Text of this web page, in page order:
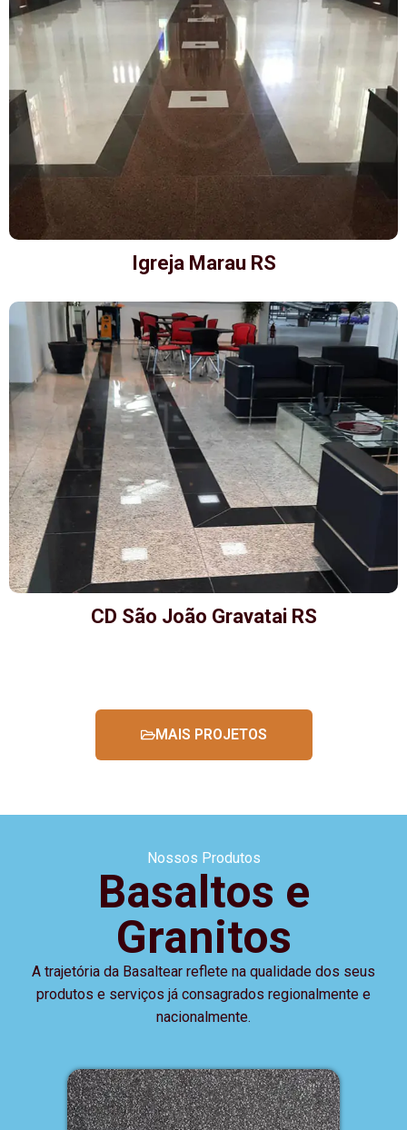
Igreja Marau RS
CD São João Gravatai RS
MAIS PROJETOS
Nossos Produtos
Basaltos e
Granitos
A trajetória da Basaltear reflete na qualidade dos seus
produtos e serviços já consagrados regionalmente e
nacionalmente.